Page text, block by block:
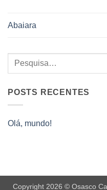
Abaiara
POSTS RECENTES
Olá, mundo!
Copyright 2026 © Osasco